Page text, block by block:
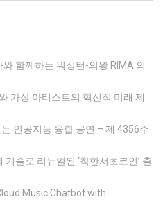
함께하는 워싱턴-의왕 RIMA 의
가상 아티스트의 혁신적 미래 제
인공지능 융합 공연 – 제 4356주
술로 리뉴얼된 ‘착한서초코인’ 출
Music Chatbot with